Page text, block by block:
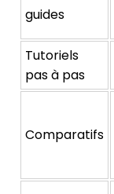
guides
Tutoriels
pas à pas
Comparatifs